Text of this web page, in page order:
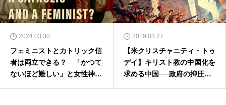
2024.03.30
フェミニストとカトリック信
者は両立できる？ 「かつて
ないほど難しい」と女性神学
2019.03.27
【米クリスチャニティ・トゥ
デイ】キリスト教の中国化を
求める中国──政府の抑圧